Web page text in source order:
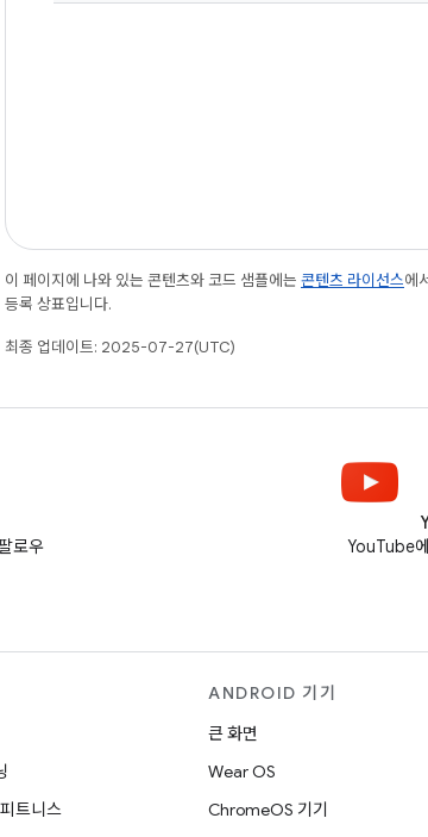
이 페이지에 나와 있는 콘텐츠와 코드 샘플에는 콘텐츠 라이선스에
등록 상표입니다.
최종 업데이트: 2025-07-27(UTC)
로우
YouTube
피트니스
ANDROID 기기
큰 화면
Wear OS
ChromeOS 기기